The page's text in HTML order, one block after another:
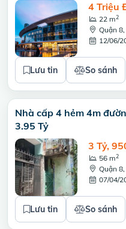
4 Triệu
22 m2
Quận
12/06/
Lưu tin So sánh
Nhà cấp 4 hẻm 4m
3.95 Tỷ
3 Tỷ,
56 m2
Quận
07/04/
Lưu tin So sánh